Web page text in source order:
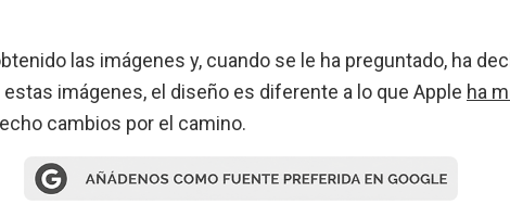
las imágenes y, cuando se le ha preguntado, ha
imágenes, el diseño es diferente a lo que Apple ha
cambios por el camino.